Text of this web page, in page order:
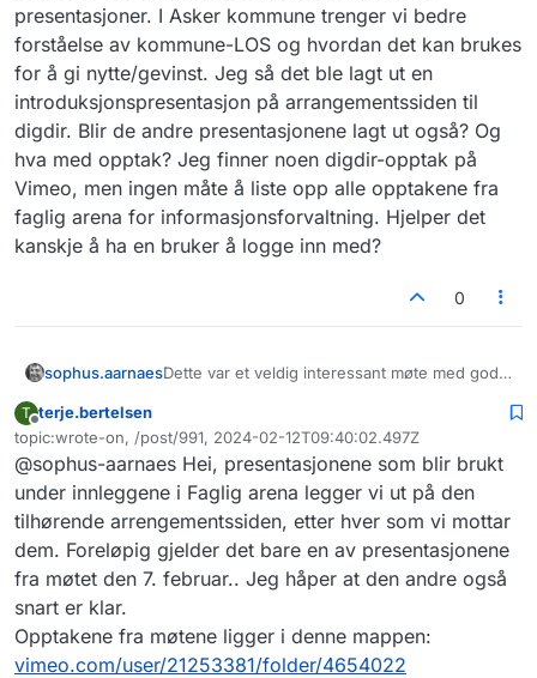
presentasjoner. I Asker kommune trenger vi bedre
forståelse av kommune-LOS og hvordan det kan brukes
for å gi nytte/gevinst. Jeg så det ble lagt ut en
introduksjonspresentasjon på arrangementssiden til
digdir. Blir de andre presentasjonene lagt ut også? Og
hva med opptak? Jeg finner noen digdir-opptak på
Vimeo, men ingen måte å liste opp alle opptakene fra
faglig arena for informasjonsforvaltning. Hjelper det
kanskje å ha en bruker å logge inn med?
0
sophus.aarnaesDette var et veldig interessant møte med gode
hvordan det kan brukes for å gi nytte/gevinst.
Jeg så det ble lagt ut en
introduksjonspresentasjon på
arrangementssiden til digdir. Blir de andre
presentasjonene lagt ut også? Og hva med
opptak? Jeg finner noen digdir-opptak på
Vimeo, men ingen måte å liste opp alle
ha en bruker å logge inn med?
T
Frakoblet
terje.bertelsen
topic:wrote-on, /post/991, 2024-02-12T09:40:02.497Z
Sist endret av
@sophus-aarnaes Hei, presentasjonene som blir brukt
under innleggene i Faglig arena legger vi ut på den
tilhørende arrengementssiden, etter hver som vi mottar
dem. Foreløpig gjelder det bare en av presentasjonene
fra møtet den 7. februar.. Jeg håper at den andre også
snart er klar.
Opptakene fra møtene ligger i denne mappen:
vimeo.com/user/21253381/folder/4654022